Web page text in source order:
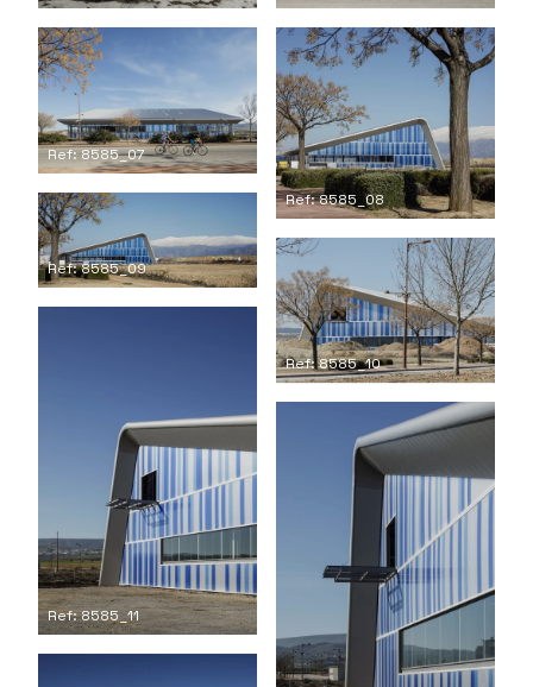
Ref: 8585_07
Ref: 8585_08
Ref: 8585_09
Ref: 8585_10
Ref: 8585_11